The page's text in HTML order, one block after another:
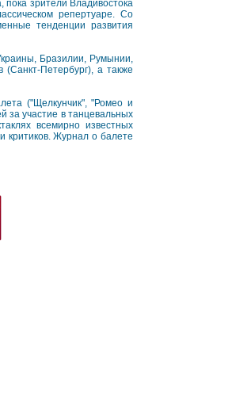
пока зрители Владивостока
репертуаре. Со
тенденции развития
Бразилии, Румынии,
Петербург), а также
("Щелкунчик", "Ромео и
за участие в танцевальных
всемирно известных
критиков. Журнал о балете